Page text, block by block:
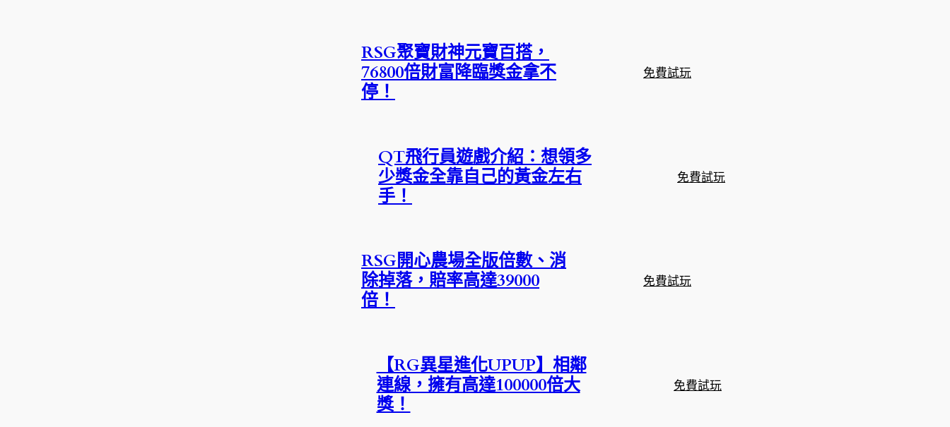
RSG聚寶財神元寶百搭，
76800倍財富降臨獎金拿不
停！
免費試玩
QT飛行員遊戲介紹：想領多
少獎金全靠自己的黃金左右
手！
免費試玩
RSG開心農場全版倍數、消
除掉落，賠率高達39000
倍！
免費試玩
【RG異星進化UPUP】相鄰
連線，擁有高達100000倍大
獎！
免費試玩